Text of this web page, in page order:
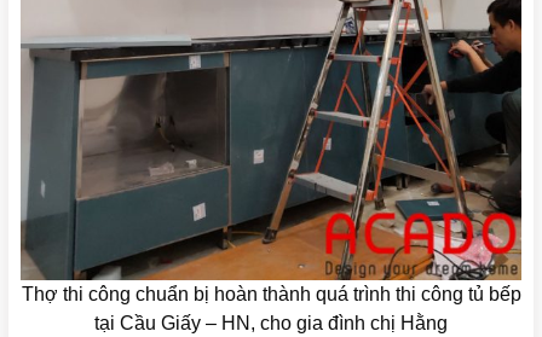
Thợ thi công chuẩn bị hoàn thành quá trình thi công tủ bếp
tại Cầu Giấy – HN, cho gia đình chị Hằng